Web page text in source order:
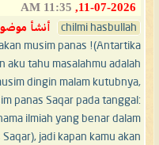
11-07-2026,
11:35 AM
chilmi hasbullah أنشأ
musim panas
aku tahu masalahmu adalah
dingin malam kutubnya,
panas Saqar pada tanggal:
ilmiah yang benar dalam
jadi kapan kamu akan